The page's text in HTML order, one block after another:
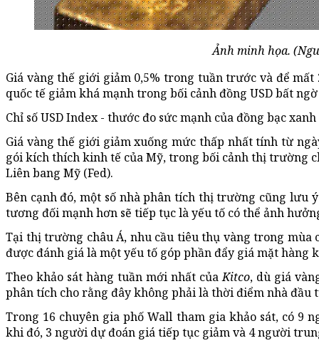
Ảnh minh họa.
Giá vàng thế giới giảm 0,5% trong tuần trước và để
quốc tế giảm khá mạnh trong bối cảnh đồng USD bất
Chỉ số USD Index - thước đo sức mạnh của đồng bạc
Giá vàng thế giới giảm xuống mức thấp nhất tính từ
gói kích thích kinh tế của Mỹ, trong bối cảnh thị trường
Liên bang Mỹ (Fed).
Bên cạnh đó, một số nhà phân tích thị trường cũng lưu
tương đối mạnh hơn sẽ tiếp tục là yếu tố có thể ảnh
Tại thị trường châu Á, nhu cầu tiêu thụ vàng trong mùa
được đánh giá là một yếu tố góp phần đẩy giá mặt hàng
Theo khảo sát hàng tuần mới nhất củaKitco, dù giá
phân tích cho rằng đây không phải là thời điểm nhà đầu
Trong 16 chuyên gia phố Wall tham gia khảo sát, có 9
khi đó, 3 người dự đoán giá tiếp tục giảm và 4 người